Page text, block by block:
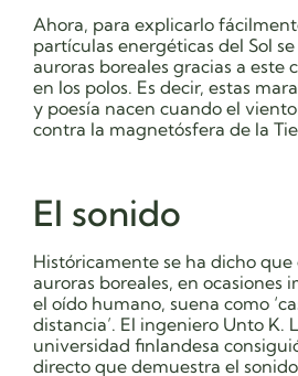
Ahora, para explicarlo
partículas energéticas del Sol
auroras boreales gracias a este
en los polos. Es decir, estas
y poesía nacen cuando el
contra la magnetósfera de la
El sonido
Históricamente se ha dicho que
auroras boreales, en ocasiones
el oído humano, suena como
distancia’. El ingeniero Unto K.
universidad finlandesa
directo que demuestra el